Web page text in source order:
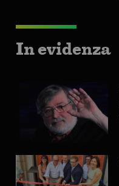
In evidenza